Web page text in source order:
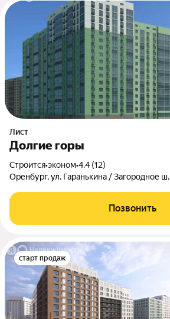
Лист
Долгие горы
Строится•эконом•4.4 (12)
Оренбург, ул. Гаранькина / Загородное ш.
Позвонить
старт продаж